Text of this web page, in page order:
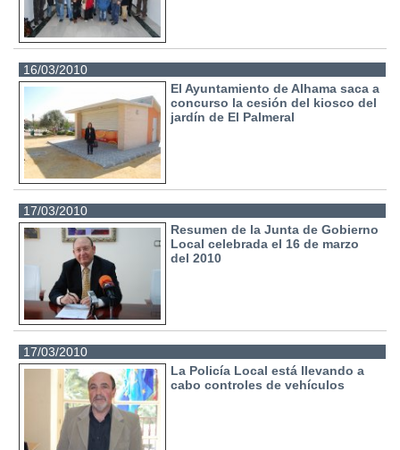
16/03/2010
El Ayuntamiento de Alhama saca a
concurso la cesión del kiosco del
jardín de El Palmeral
17/03/2010
Resumen de la Junta de Gobierno
Local celebrada el 16 de marzo
del 2010
17/03/2010
La Policía Local está llevando a
cabo controles de vehículos